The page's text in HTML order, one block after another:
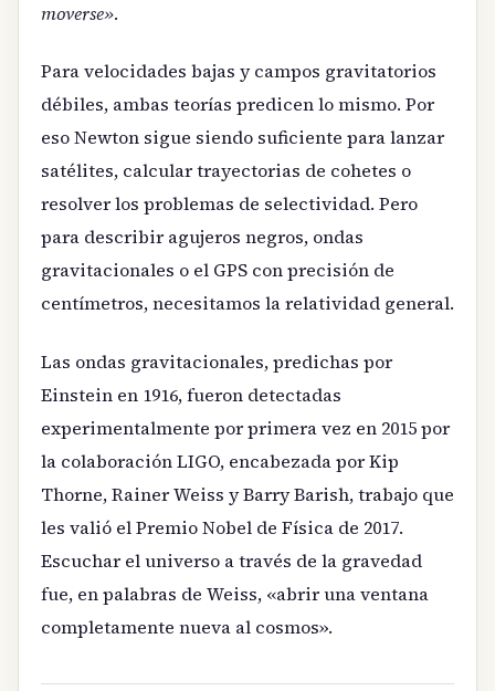
moverse».
Para velocidades bajas y campos gravitatorios
débiles, ambas teorías predicen lo mismo. Por
eso Newton sigue siendo suficiente para lanzar
satélites, calcular trayectorias de cohetes o
resolver los problemas de selectividad. Pero
para describir agujeros negros, ondas
gravitacionales o el GPS con precisión de
centímetros, necesitamos la relatividad general.
Las ondas gravitacionales, predichas por
Einstein en 1916, fueron detectadas
experimentalmente por primera vez en 2015 por
la colaboración LIGO, encabezada por Kip
Thorne, Rainer Weiss y Barry Barish, trabajo que
les valió el Premio Nobel de Física de 2017.
Escuchar el universo a través de la gravedad
fue, en palabras de Weiss, «abrir una ventana
completamente nueva al cosmos».